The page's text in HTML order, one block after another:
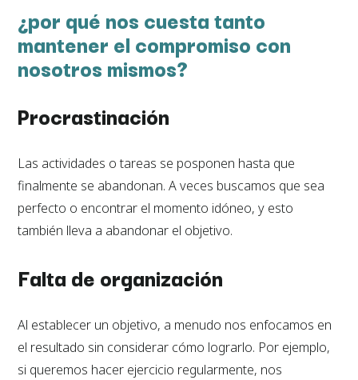
¿por qué nos cuesta tanto
mantener el compromiso con
nosotros mismos?
Procrastinación
Las actividades o tareas se posponen hasta que
finalmente se abandonan. A veces buscamos que sea
perfecto o encontrar el momento idóneo, y esto
también lleva a abandonar el objetivo.
Falta de organización
Al establecer un objetivo, a menudo nos enfocamos en
el resultado sin considerar cómo lograrlo. Por ejemplo,
si queremos hacer ejercicio regularmente, nos